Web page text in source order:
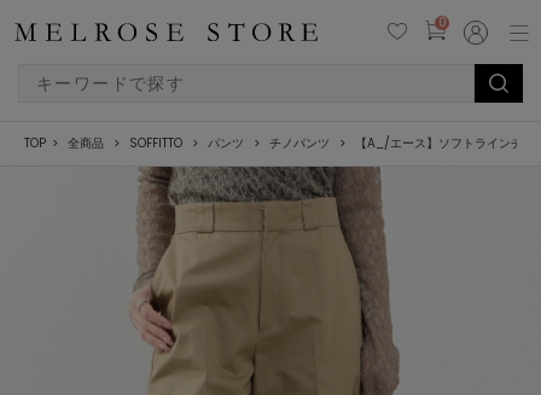
0
TOP 全商品 SOFFITTO パンツ チノパンツ 【A_/エース】ソフトラインチノ